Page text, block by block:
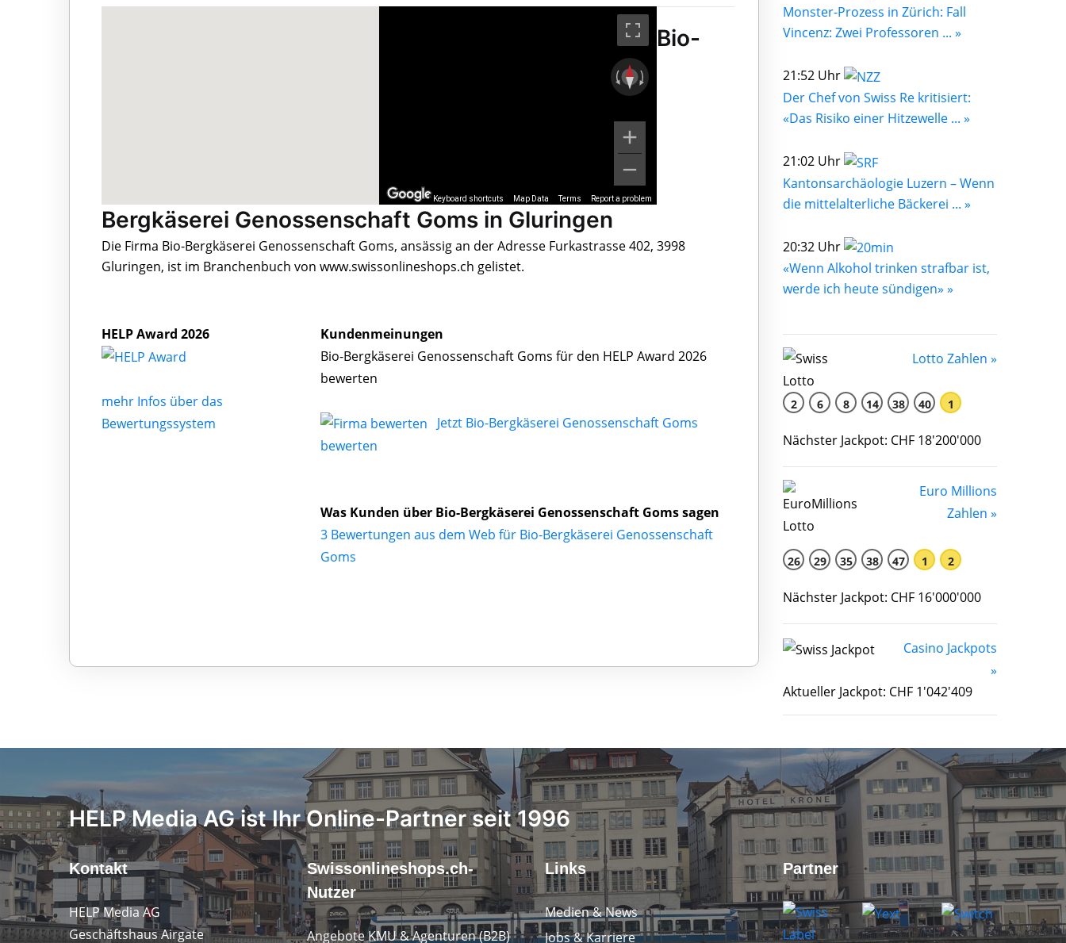
Keyboard shortcuts Map Data Terms Report a problem
Bio-
Bergkäserei Genossenschaft Goms in Gluringen
Die Firma Bio-Bergkäserei Genossenschaft Goms, ansässig an der Adresse Furkastrasse 402, 3998
Gluringen, ist im Branchenbuch von www.swissonlineshops.ch gelistet.
HELP Award 2026
mehr Infos über das
Bewertungssystem
Kundenmeinungen
Bio-Bergkäserei Genossenschaft Goms für den HELP Award 2026
bewerten
Jetzt Bio-Bergkäserei Genossenschaft Goms
bewerten
Was Kunden über Bio-Bergkäserei Genossenschaft Goms sagen
3 Bewertungen aus dem Web für Bio-Bergkäserei Genossenschaft
Goms
Monster-Prozess in Zürich: Fall
Vincenz: Zwei Professoren ... »
21:52 Uhr
Der Chef von Swiss Re kritisiert:
«Das Risiko einer Hitzewelle ... »
21:02 Uhr
Kantonsarchäologie Luzern – Wenn
die mittelalterliche Bäckerei ... »
20:32 Uhr
«Wenn Alkohol trinken strafbar ist,
werde ich heute sündigen» »
Lotto Zahlen »
2 6 8 14 38 40 1
Nächster Jackpot: CHF 18'200'000
Euro Millions
Zahlen »
26 29 35 38 47 1 2
Nächster Jackpot: CHF 16'000'000
Casino Jackpots
»
Aktueller Jackpot: CHF 1'042'409
HELP Media AG ist Ihr Online-Partner seit 1996
Kontakt
HELP Media AG
Geschäftshaus Airgate
Swissonlineshops.ch-
Nutzer
Angebote KMU & Agenturen (B2B)
Links
Medien & News
Jobs & Karriere
Partner